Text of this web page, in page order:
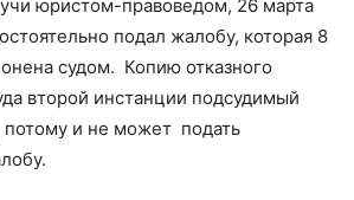
юристом-правоведом, 26 марта
подал жалобу, которая 8
судом. Копию отказного
второй инстанции подсудимый
потому и не может подать